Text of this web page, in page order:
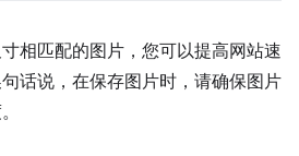
相匹配的图片，您可以提高网站速
话说，在保存图片时，请确保图片